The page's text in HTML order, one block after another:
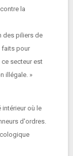
la
des piliers de
faits pour
secteur est
illégale. »
intérieur où le
d'ordres.